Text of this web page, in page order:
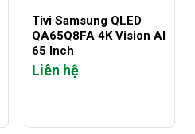
Tivi Samsung QLED
QA65Q8FA 4K Vision AI
65 Inch
Liên hệ